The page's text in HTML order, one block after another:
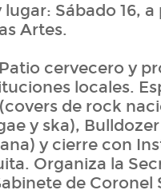
lugar: Sábado 16,
Artes.
cervecero y
locales.
de rock
y ska),
y cierre con
Organiza la
de Coronel